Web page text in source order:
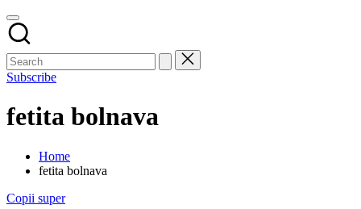
Subscribe
fetita bolnava
Home
fetita bolnava
Posted
Copii super